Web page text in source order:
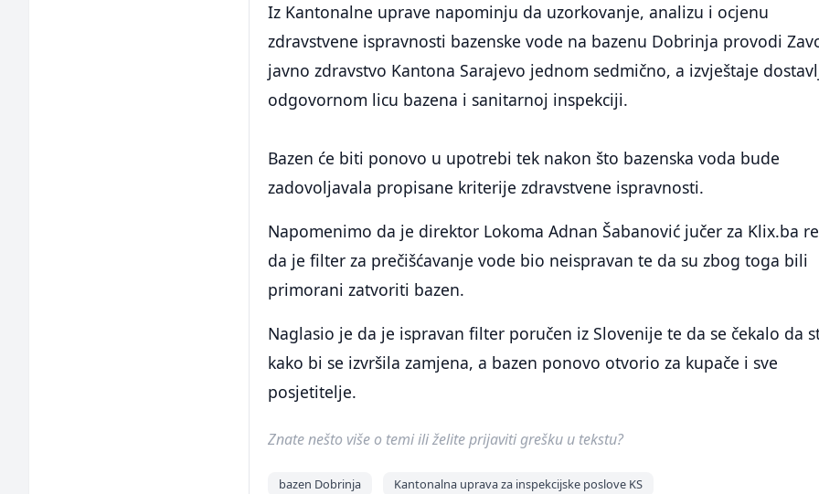
Iz Kantonalne uprave napominju da uzorkovanje, analizu i ocjenu
zdravstvene ispravnosti bazenske vode na bazenu Dobrinja provodi
javno zdravstvo Kantona Sarajevo jednom sedmično, a izvještaje
odgovornom licu bazena i sanitarnoj inspekciji.
Bazen će biti ponovo u upotrebi tek nakon što bazenska voda bude
zadovoljavala propisane kriterije zdravstvene ispravnosti.
Napomenimo da je direktor Lokoma Adnan Šabanović jučer za Klix.ba
da je filter za prečišćavanje vode bio neispravan te da su zbog toga bili
primorani zatvoriti bazen.
Naglasio je da je ispravan filter poručen iz Slovenije te da se čekalo da
kako bi se izvršila zamjena, a bazen ponovo otvorio za kupače i sve
posjetitelje.
Znate nešto više o temi ili želite prijaviti grešku u tekstu?
bazen Dobrinja Kantonalna uprava za inspekcijske poslove KS